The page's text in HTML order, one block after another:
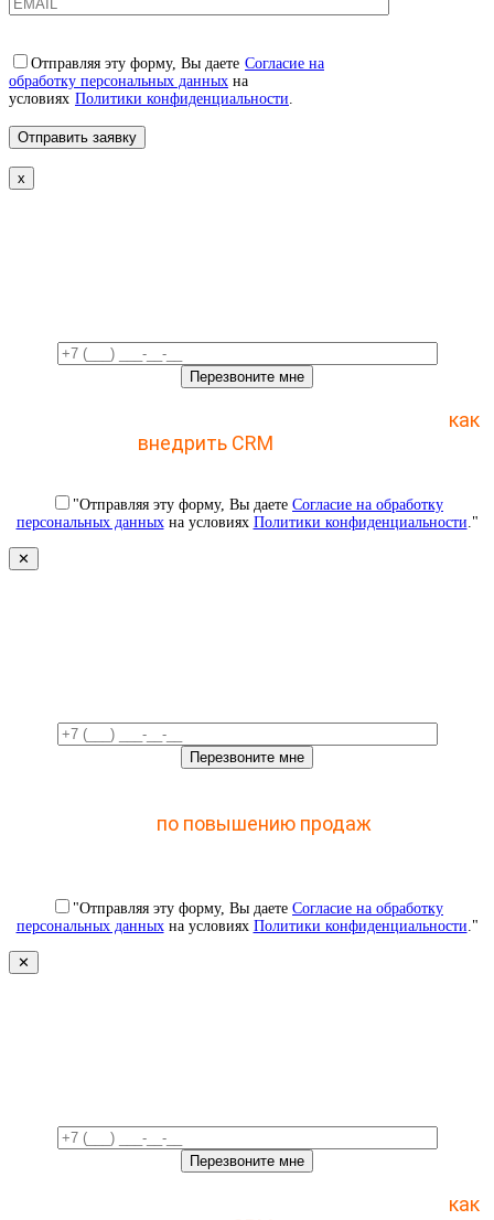
Отправляя эту форму, Вы даете Согласие на
обработку персональных данных на
условиях Политики конфиденциальности
x
как
внедрить CRM
"Отправляя эту форму, Вы даете Согласие на обработку
персональных данныхна условиях Политики конфиденциальности ."
✕
по повышению продаж
"Отправляя эту форму, Вы даете Согласие на обработку
персональных данныхна условиях Политики конфиденциальности ."
✕
как